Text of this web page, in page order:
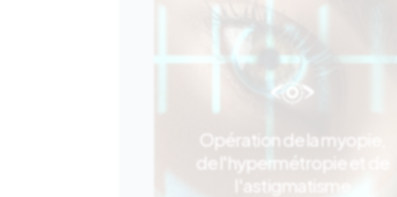
Opération de la myopie,
de l'hypermétropie et de
l'astigmatisme
Le LASIK